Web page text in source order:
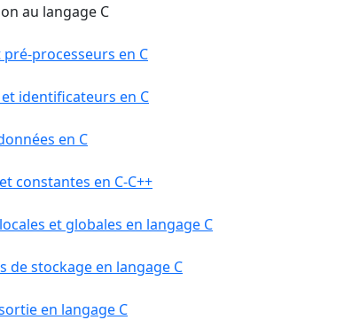
au langage C
processeurs en C
identificateurs en C
en C
constantes en C-C++
et globales en langage C
de stockage en langage C
en langage C